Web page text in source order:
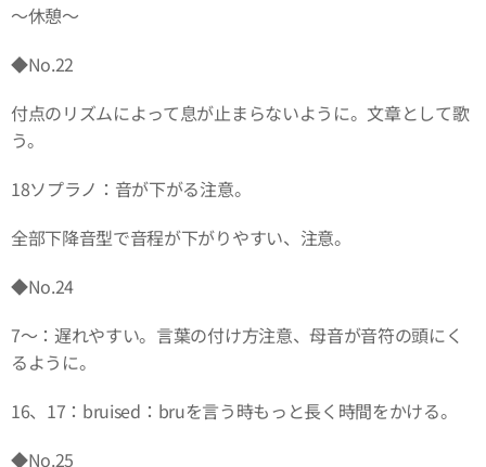
～休憩～
◆No.22
付点のリズムによって息が止まらないように。文章として歌
う。
18ソプラノ：音が下がる注意。
全部下降音型で音程が下がりやすい、注意。
◆No.24
7～：遅れやすい。言葉の付け方注意、母音が音符の頭にく
るように。
16、17：bruised：bruを言う時もっと長く時間をかける。
◆No.25